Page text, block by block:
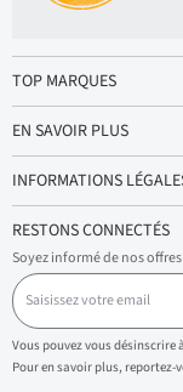
TOP MARQUES
EN SAVOIR PLUS
INFORMATIONS
RESTONS CONNECTÉS
Soyez informé de nos
S
a
i
s
i
s
Vous pouvez vous
Pour en savoir plus, reportez-